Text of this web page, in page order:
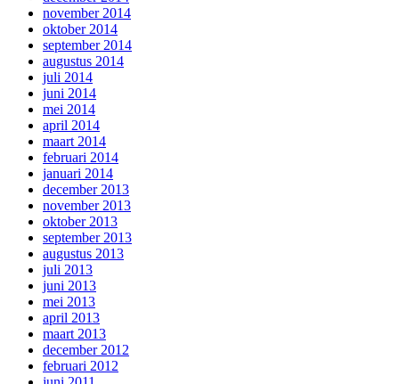
november 2014
oktober 2014
september 2014
augustus 2014
juli 2014
juni 2014
mei 2014
april 2014
maart 2014
februari 2014
januari 2014
december 2013
november 2013
oktober 2013
september 2013
augustus 2013
juli 2013
juni 2013
mei 2013
april 2013
maart 2013
december 2012
februari 2012